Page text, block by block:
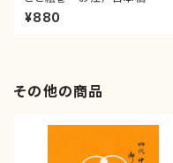
¥880
その他の商品